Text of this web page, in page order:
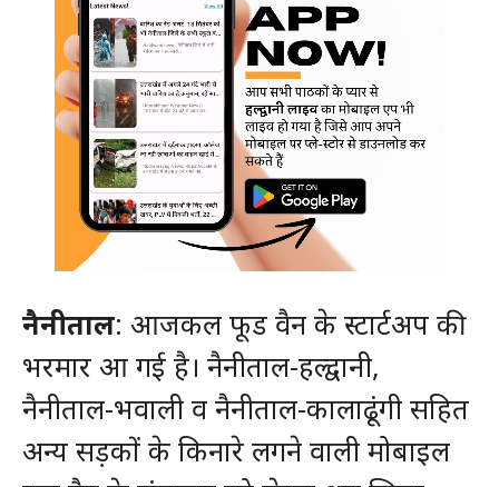
नैनीताल: आजकल फूड वैन के स्टार्टअप की
भरमार आ गई है। नैनीताल-हल्द्वानी,
नैनीताल-भवाली व नैनीताल-कालाढूंगी सहित
अन्य सड़कों के किनारे लगने वाली मोबाइल